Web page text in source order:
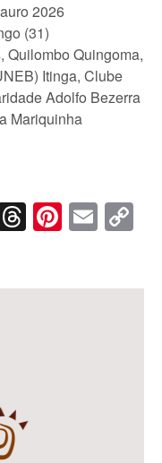
2026
(31)
Quilombo Quingoma,
Itinga, Clube
Adolfo Bezerra
Mariquinha
Threads